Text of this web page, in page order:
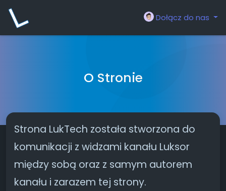
Dołącz do nas
O Stronie
Strona LukTech została stworzona do
komunikacji z widzami kanału Luksor
między sobą oraz z samym autorem
kanału i zarazem tej strony.